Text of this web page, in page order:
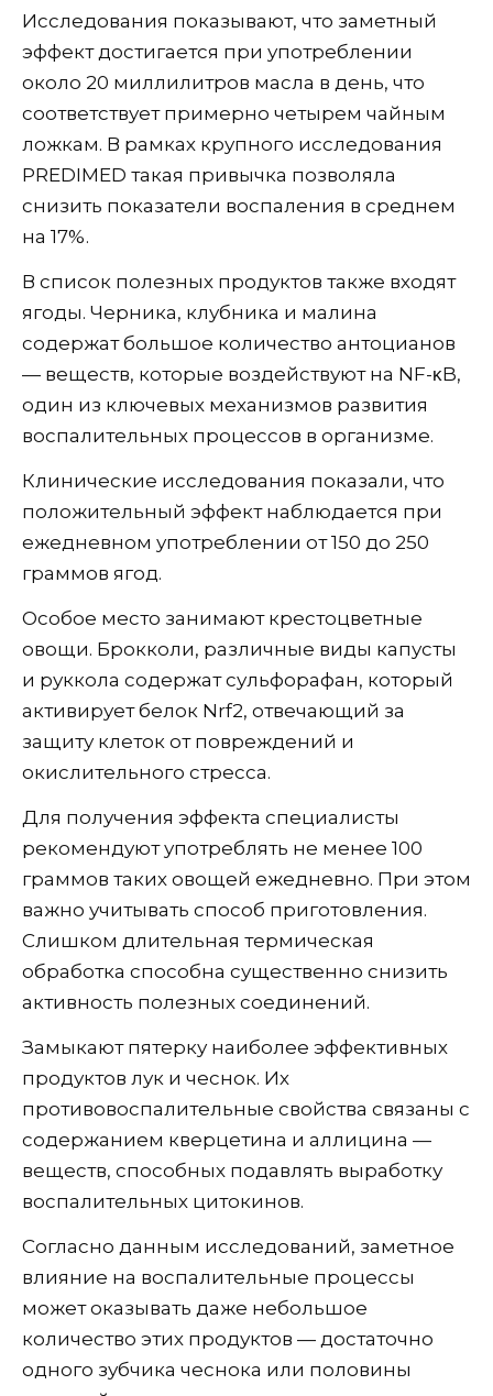
Исследования показывают, что заметный
эффект достигается при употреблении
около 20 миллилитров масла в день, что
соответствует примерно четырем чайным
ложкам. В рамках крупного исследования
PREDIMED такая привычка позволяла
снизить показатели воспаления в среднем
на 17%.
В список полезных продуктов также входят
ягоды. Черника, клубника и малина
содержат большое количество антоцианов
— веществ, которые воздействуют на NF-κB,
один из ключевых механизмов развития
воспалительных процессов в организме.
Клинические исследования показали, что
положительный эффект наблюдается при
ежедневном употреблении от 150 до 250
граммов ягод.
Особое место занимают крестоцветные
овощи. Брокколи, различные виды капусты
и руккола содержат сульфорафан, который
активирует белок Nrf2, отвечающий за
защиту клеток от повреждений и
окислительного стресса.
Для получения эффекта специалисты
рекомендуют употреблять не менее 100
граммов таких овощей ежедневно. При этом
важно учитывать способ приготовления.
Слишком длительная термическая
обработка способна существенно снизить
активность полезных соединений.
Замыкают пятерку наиболее эффективных
продуктов лук и чеснок. Их
противовоспалительные свойства связаны с
содержанием кверцетина и аллицина —
веществ, способных подавлять выработку
воспалительных цитокинов.
Согласно данным исследований, заметное
влияние на воспалительные процессы
может оказывать даже небольшое
количество этих продуктов — достаточно
одного зубчика чеснока или половины